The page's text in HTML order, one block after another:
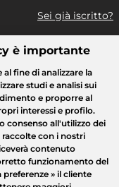
Sei già iscritto?
Elettrodomestici
è importante
fine di analizzare la
studi e analisi sui
e proporre al
interessi e profilo.
consenso all'utilizzo dei
con i nostri
contenuto
funzionamento del
preferenze » il cliente